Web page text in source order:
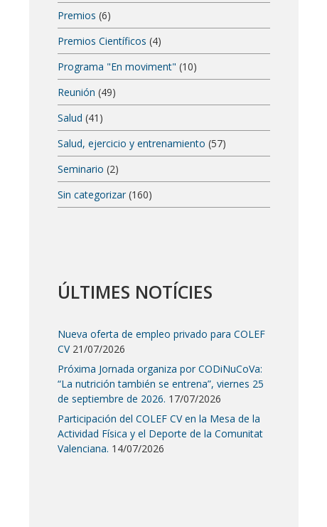
Premios (6)
Premios Científicos (4)
Programa "En moviment" (10)
Reunión (49)
Salud (41)
Salud, ejercicio y entrenamiento (57)
Seminario (2)
Sin categorizar(160)
ÚLTIMES NOTÍCIES
Nueva oferta de empleo privado para COLEF
CV 21/07/2026
Próxima Jornada organiza por CODiNuCoVa:
“La nutrición también se entrena”, viernes 25
de septiembre de 2026. 17/07/2026
Participación del COLEF CV en la Mesa de la
Actividad Física y el Deporte de la Comunitat
Valenciana. 14/07/2026